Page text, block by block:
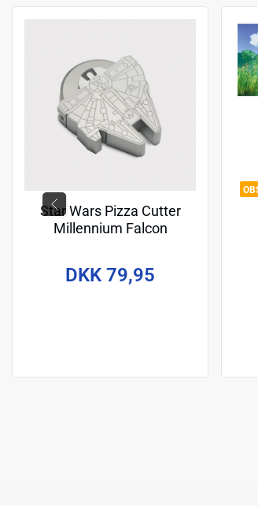
Star Wars Pizza Cutter
Millennium Falcon
DKK 79,95